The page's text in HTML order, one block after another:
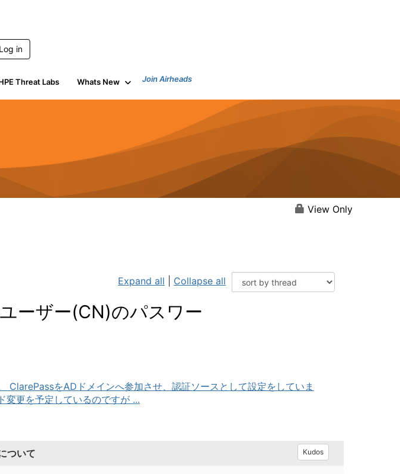
Log in
Threat Labs Whats New Join Airheads
View Only
Expand all Collapse all
ーザー(CN)のパスワー
ClarePassをADドメインへ参加させ、認証ソースとして設定をしていま
更を予定しているのですが ...
ついて Kudos